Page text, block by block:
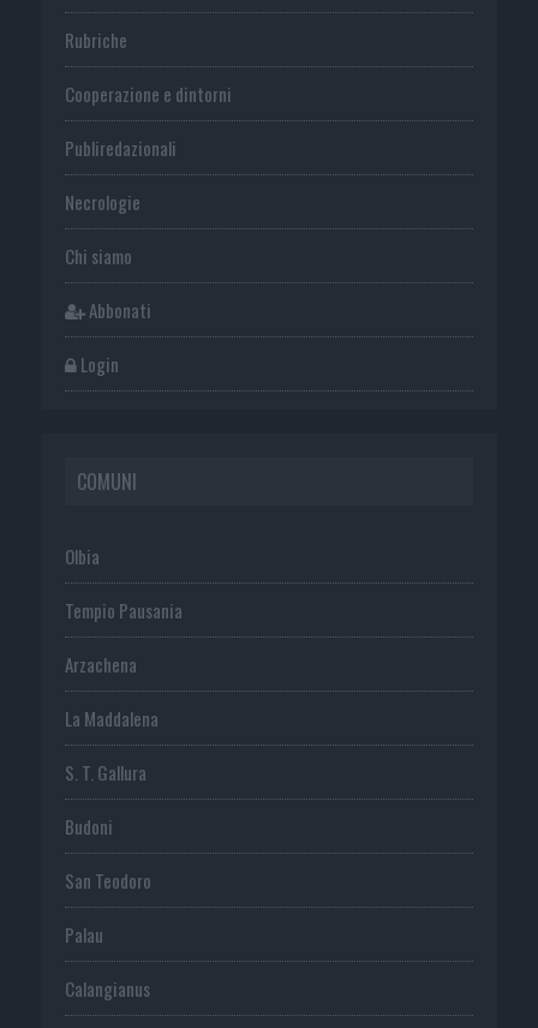
Rubriche
Cooperazione e dintorni
Publiredazionali
Necrologie
Chi siamo
Abbonati
Login
COMUNI
Olbia
Tempio Pausania
Arzachena
La Maddalena
S. T. Gallura
Budoni
San Teodoro
Palau
Calangianus